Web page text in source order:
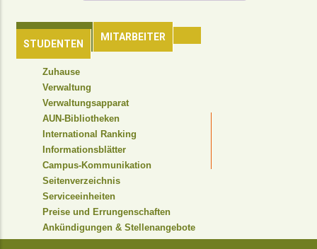
MITARBEITER
STUDENTEN
HEADER
NAVIGATION
Zuhause
Verwaltung
Verwaltungsapparat
AUN-Bibliotheken
International Ranking
Informationsblätter
Campus-Kommunikation
Seitenverzeichnis
Serviceeinheiten
Preise und Errungenschaften
Ankündigungen & Stellenangebote